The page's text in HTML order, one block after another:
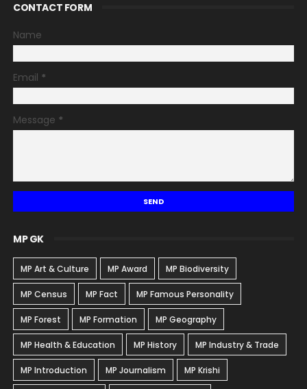
CONTACT FORM
Name
Email *
Message *
MP GK
MP Art & Culture MP Award MP Biodiversity
MP Census MP Fact MP Famous Personality
MP Forest MP Formation MP Geography
MP Health & Education MP History MP Industry & Trade
MP Introduction MP Journalism MP Krishi